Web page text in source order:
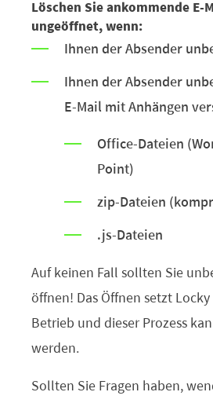
Löschen Sie ankommende E-
ungeöffnet, wenn:
Ihnen der Absender
Ihnen der Absender
E-Mail mit Anhängen
Office-Dateien
Point)
zip-Dateien
.js-Dateien
Auf keinen Fall sollten Sie
öffnen! Das Öffnen setzt
Betrieb und dieser Prozess
werden.
Sollten Sie Fragen haben,